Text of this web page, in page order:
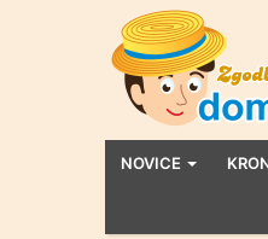
NOVICE